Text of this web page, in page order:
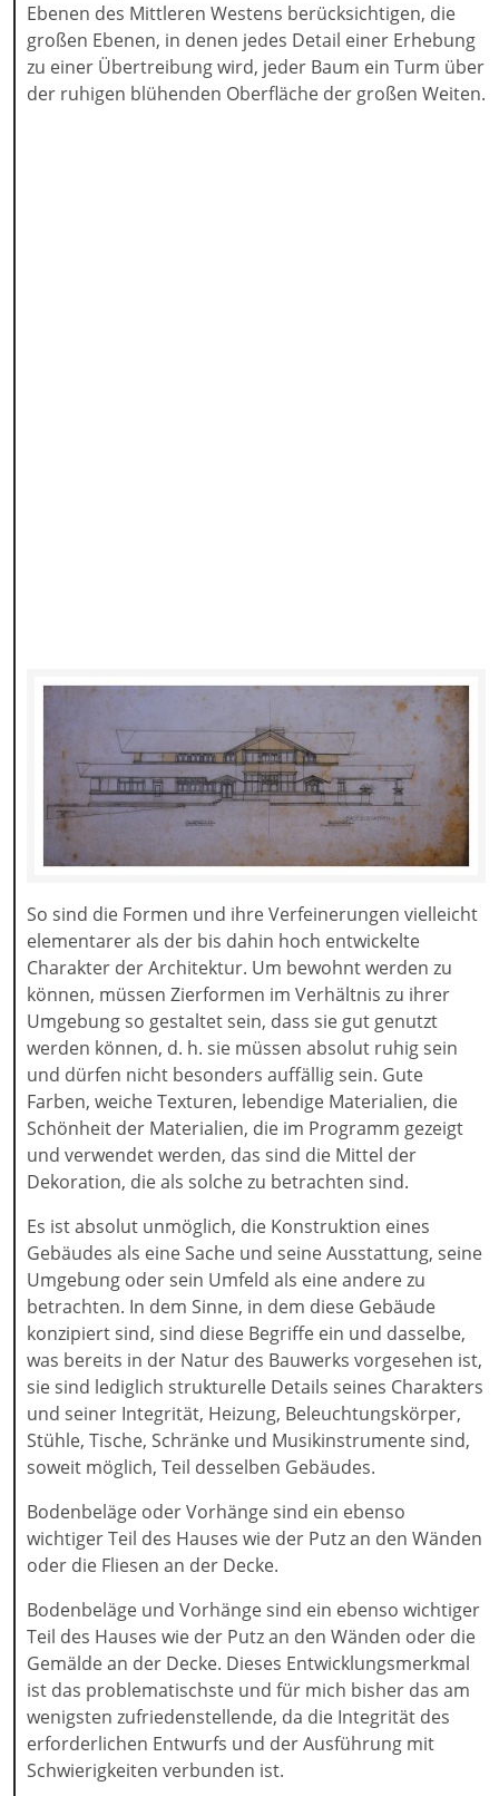
Ebenen des Mittleren Westens berücksichtigen, die
großen Ebenen, in denen jedes Detail einer Erhebung
zu einer Übertreibung wird, jeder Baum ein Turm über
der ruhigen blühenden Oberfläche der großen Weiten.
So sind die Formen und ihre Verfeinerungen vielleicht
elementarer als der bis dahin hoch entwickelte
Charakter der Architektur. Um bewohnt werden zu
können, müssen Zierformen im Verhältnis zu ihrer
Umgebung so gestaltet sein, dass sie gut genutzt
werden können, d. h. sie müssen absolut ruhig sein
und dürfen nicht besonders auffällig sein. Gute
Farben, weiche Texturen, lebendige Materialien, die
Schönheit der Materialien, die im Programm gezeigt
und verwendet werden, das sind die Mittel der
Dekoration, die als solche zu betrachten sind.
Es ist absolut unmöglich, die Konstruktion eines
Gebäudes als eine Sache und seine Ausstattung, seine
Umgebung oder sein Umfeld als eine andere zu
betrachten. In dem Sinne, in dem diese Gebäude
konzipiert sind, sind diese Begriffe ein und dasselbe,
was bereits in der Natur des Bauwerks vorgesehen ist,
sie sind lediglich strukturelle Details seines Charakters
und seiner Integrität, Heizung, Beleuchtungskörper,
Stühle, Tische, Schränke und Musikinstrumente sind,
soweit möglich, Teil desselben Gebäudes.
Bodenbeläge oder Vorhänge sind ein ebenso
wichtiger Teil des Hauses wie der Putz an den Wänden
oder die Fliesen an der Decke.
Bodenbeläge und Vorhänge sind ein ebenso wichtiger
Teil des Hauses wie der Putz an den Wänden oder die
Gemälde an der Decke. Dieses Entwicklungsmerkmal
ist das problematischste und für mich bisher das am
wenigsten zufriedenstellende, da die Integrität des
erforderlichen Entwurfs und der Ausführung mit
Schwierigkeiten verbunden ist.